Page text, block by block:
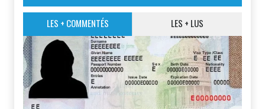
LES + COMMENTÉS LES + LUS